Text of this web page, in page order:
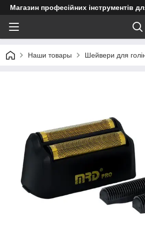
Магазин професійних інструментів
Наши товары Шейвери для